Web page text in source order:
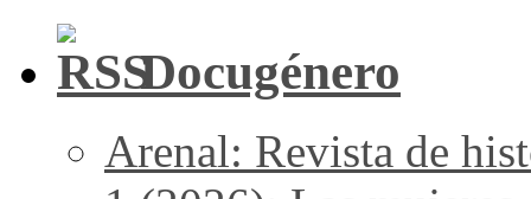
Docugénero
Arenal: Revista de